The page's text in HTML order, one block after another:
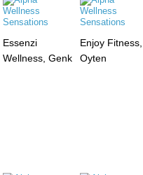
Essenzi
Wellness, Genk
Enjoy Fitness,
Oyten